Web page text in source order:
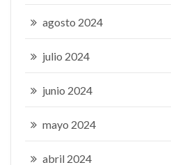
agosto 2024
julio 2024
junio 2024
mayo 2024
abril 2024